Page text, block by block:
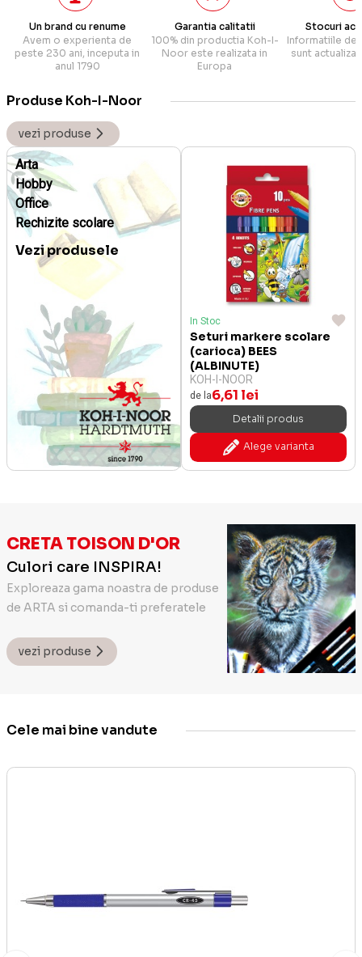
Un brand cu renume
Avem o experienta de
peste 230 ani, inceputa in
anul 1790
Garantia calitatii
100% din productia Koh-I-
Noor este realizata in
Europa
Stocuri
Informatiile
sunt
Produse Koh-I-Noor
vezi produse
Arta
Hobby
Office
Rechizite scolare
Vezi produsele
In Stoc
Seturi markere scolare
(carioca) BEES
(ALBINUTE)
KOH-I-NOOR
de la6,61 lei
Detalii produs
Alege varianta
CRETA TOISON D'OR
Culori care INSPIRA!
Exploreaza gama noastra de produse
de ARTA si comanda-ti preferatele
vezi produse
Cele mai bine vandute